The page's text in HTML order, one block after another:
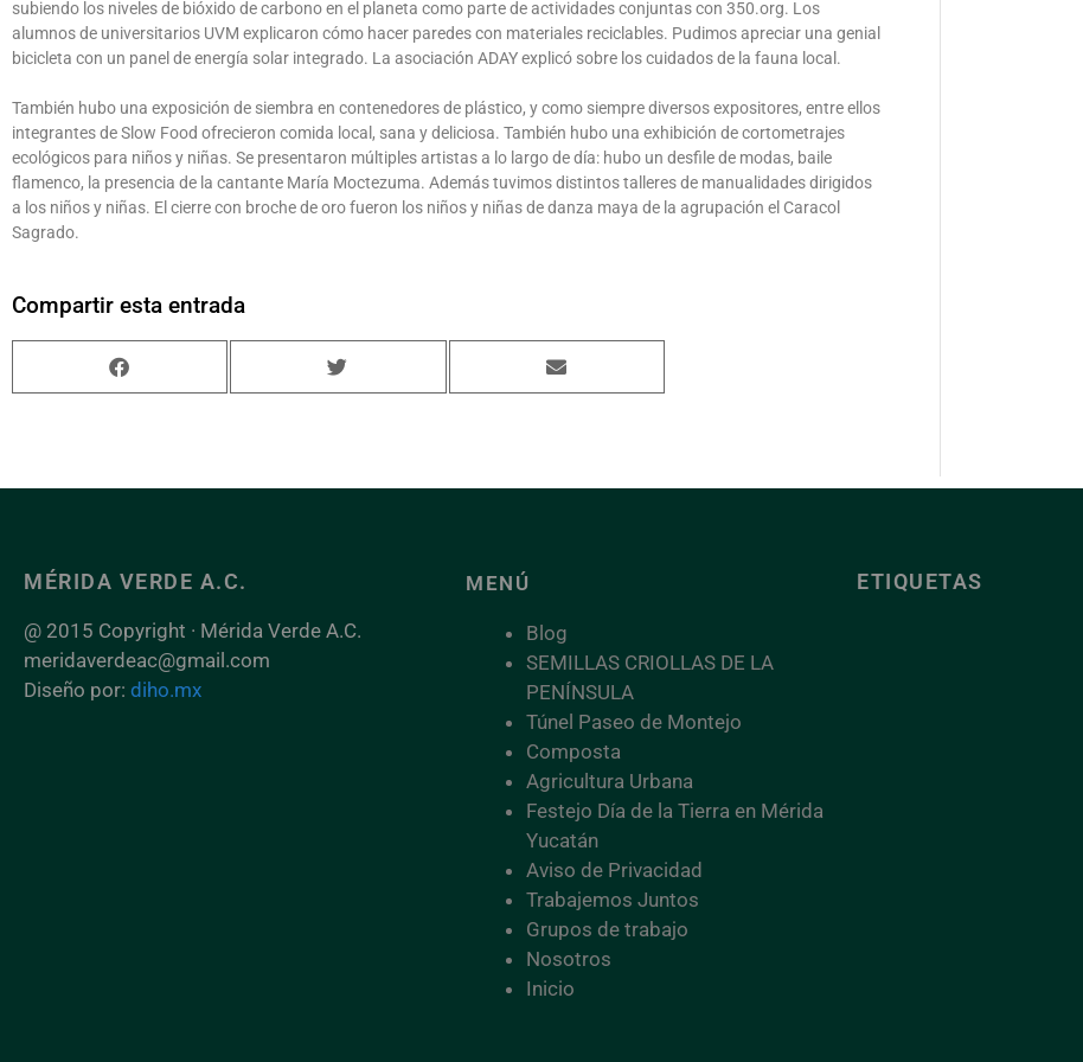
subiendo los niveles de bióxido de carbono en el planeta como parte de actividades conjuntas con 350.org. Los
alumnos de universitarios UVM explicaron cómo hacer paredes con materiales reciclables. Pudimos apreciar una genial
bicicleta con un panel de energía solar integrado. La asociación ADAY explicó sobre los cuidados de la fauna local.
También hubo una exposición de siembra en contenedores de plástico, y como siempre diversos expositores, entre ellos
integrantes de Slow Food ofrecieron comida local, sana y deliciosa. También hubo una exhibición de cortometrajes
ecológicos para niños y niñas. Se presentaron múltiples artistas a lo largo de día: hubo un desfile de modas, baile
flamenco, la presencia de la cantante María Moctezuma. Además tuvimos distintos talleres de manualidades dirigidos
a los niños y niñas. El cierre con broche de oro fueron los niños y niñas de danza maya de la agrupación el Caracol
Sagrado.
Compartir esta entrada
MÉRIDA VERDE A.C.
@ 2015 Copyright · Mérida Verde A.C.
meridaverdeac@gmail.com
Diseño por: diho.mx
MENÚ
Blog
SEMILLAS CRIOLLAS DE LA
PENÍNSULA
Túnel Paseo de Montejo
Composta
Agricultura Urbana
Festejo Día de la Tierra en Mérida
Yucatán
Aviso de Privacidad
Trabajemos Juntos
Grupos de trabajo
Nosotros
Inicio
ETIQUETAS